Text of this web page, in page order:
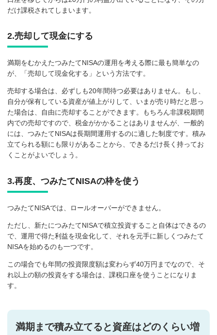
だけ課税されてしまいます。
2.売却して現金にする
満期をむかえたつみたてNISAの運用を考える際に最も簡単なの
が、「売却して現金化する」という方法です。
売却する場合は、必ずしも20年間待つ必要はありません。もし、
自分が保有している資産が値上がりして、いまが売り時だと思っ
た場合は、自由に売却することができます。もちろん非課税期間
内での売却ですので、税金がかかることはありませんが、一般的
には、つみたてNISAは長期間運用するのに適した制度です。積み
立てられる額にも限りがあることから、できるだけ長く持ってお
くことがよいでしょう。
3.再度、つみたてNISAの枠を使う
つみたてNISAでは、ロールオーバーができません。
ただし、新たにつみたてNISAで積立投資すること自体はできるの
で、運用で得た利益を現金化して、それを元手に新しくつみたて
NISAを始めるのも一つです。
この場合でも年間の投資限度額は変わらず40万円までなので、そ
れ以上の額の投資をする場合は、課税口座を使うことになりま
す。
満期まで積み立てると資産はどのくらい増